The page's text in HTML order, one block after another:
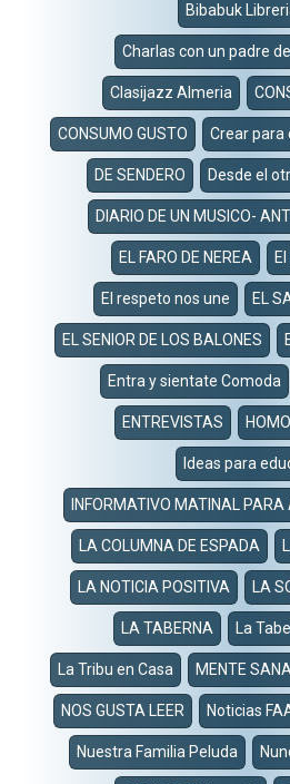
Bibabuk
Charlas con un padre
Clasijazz Almeria
CONSUMO GUSTO Crear para
DE SENDERO Desde el
DIARIO DE UN MUSICO-
EL FARO DE NEREA
El respeto nos une EL
EL SENIOR DE LOS BALONES
Entra y sientate Comoda
ENTREVISTAS
Ideas para
INFORMATIVO MATINAL
LA COLUMNA DE ESPADA
LA NOTICIA POSITIVA LA
LA TABERNA La
La Tribu en Casa MENTE
NOS GUSTA LEER Noticias
Nuestra Familia Peluda